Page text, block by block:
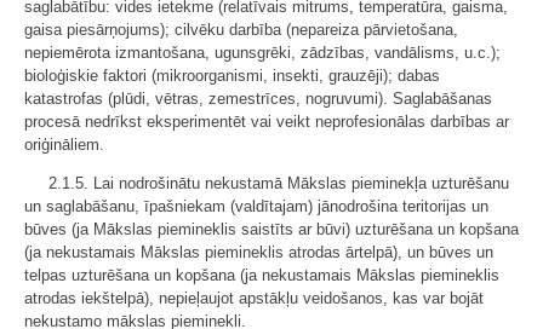
saglabātību: vides ietekme (relatīvais mitrums, temperatūra, gaisma,
gaisa piesārņojums); cilvēku darbība (nepareiza pārvietošana,
nepiemērota izmantošana, ugunsgrēki, zādzības, vandālisms, u.c.);
bioloģiskie faktori (mikroorganismi, insekti, grauzēji); dabas
katastrofas (plūdi, vētras, zemestrīces, nogruvumi). Saglabāšanas
procesā nedrīkst eksperimentēt vai veikt neprofesionālas darbības ar
oriģināliem.
2.1.5. Lai nodrošinātu nekustamā Mākslas pieminekļa uzturēšanu
un saglabāšanu, īpašniekam (valdītajam) jānodrošina teritorijas un
būves (ja Mākslas piemineklis saistīts ar būvi) uzturēšana un kopšana
(ja nekustamais Mākslas piemineklis atrodas ārtelpā), un būves un
telpas uzturēšana un kopšana (ja nekustamais Mākslas piemineklis
atrodas iekštelpā), nepieļaujot apstākļu veidošanos, kas var bojāt
nekustamo mākslas pieminekli.